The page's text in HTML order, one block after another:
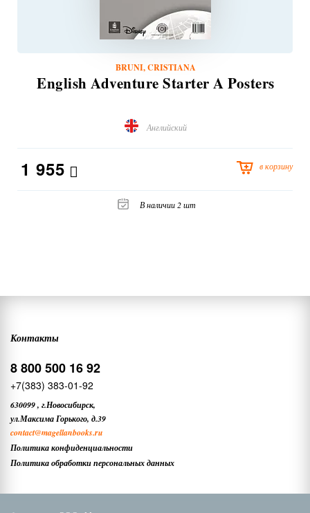
BRUNI, CRISTIANA
English Adventure Starter A Posters
Английский
1 955 в корзину
В наличии 2 шт
Контакты
8 800 500 16 92
+7(383) 383-01-92
630099, г.Новосибирск,
ул.Максима Горького, д.39
contact@magellanbooks.ru
Политика конфиденциальности
Политика обработки персональных данных